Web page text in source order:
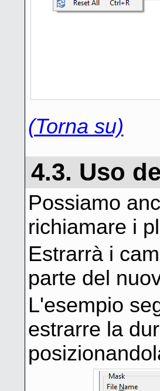
(Torna su)
4.3. Uso
Possiamo
richiamare i
Estrarrà i
parte del
L'esempio
estrarre la